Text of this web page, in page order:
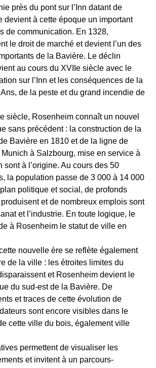
près du pont sur l’Inn datant de
devient à cette époque un important
de communication. En 1328,
le droit de marché et devient l’un des
de la Bavière. Le déclin
au cours du XVIIe siècle avec le
sur l’Inn et les conséquences de la
de la peste et du grand incendie de
siècle, Rosenheim connaît un nouvel
sans précédent : la construction de la
Bavière en 1810 et de la ligne de
à Salzbourg, mise en service à
sont à l’origine. Au cours des 50
la population passe de 3 000 à 14 000
politique et social, de profonds
et de nombreux emplois sont
et l’industrie. En toute logique, le
à Rosenheim le statut de ville en
nouvelle ère se reflète également
de la ville : les étroites limites du
et Rosenheim devient le
du sud-est de la Bavière. De
et traces de cette évolution de
sont encore visibles dans le
cette ville du bois, également ville
permettent de visualiser les
et invitent à un parcours-